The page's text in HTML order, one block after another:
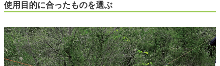
使用目的に合ったものを選ぶ